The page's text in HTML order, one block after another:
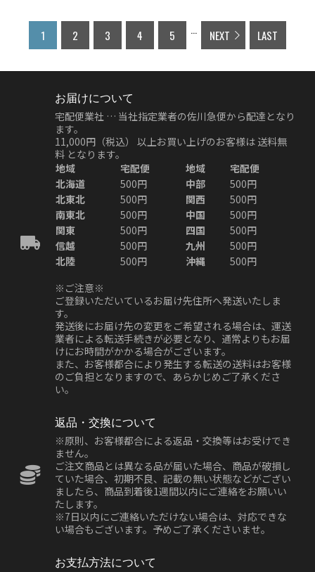
1 2 3 4 5 ... NEXT LAST
お届けについて
宅配便業社 … 当社指定業者の佐川急便から配達となり
ます。
11,000円（税込）
以上お買い上げのお客様は 送料無
料 となります。
地域
宅配便 地域
宅配便
北海道
500円 中部
500円
北東北
500円 関西
500円
南東北
500円 中国
500円
関東
500円 四国
500円
信越
500円 九州
500円
北陸
500円 沖縄
500円
※ご注意※
ご登録いただいているお届け先住所へ発送いたしま
す。
発送後にお届け先の変更をご希望される場合は、運送
業者による転送手続きが必要となり、通常よりもお届
けにお時間がかかる場合がございます。
また、お客様都合により発生する転送の送料はお客様
のご負担となりますので、あらかじめご了承くださ
い。
返品・交換について
※原則、お客様都合による返品・交換等はお受けでき
ません。
ご注文商品とは異なる品が届いた場合、商品が破損し
ていた場合、初期不良、記載の無い状態などがござい
ましたら、商品到着後1週間以内にご連絡をお願いい
たします。
※7日以内にご連絡いただけない場合は、対応できな
い場合もございます。予めご了承くださいませ。
お支払方法について